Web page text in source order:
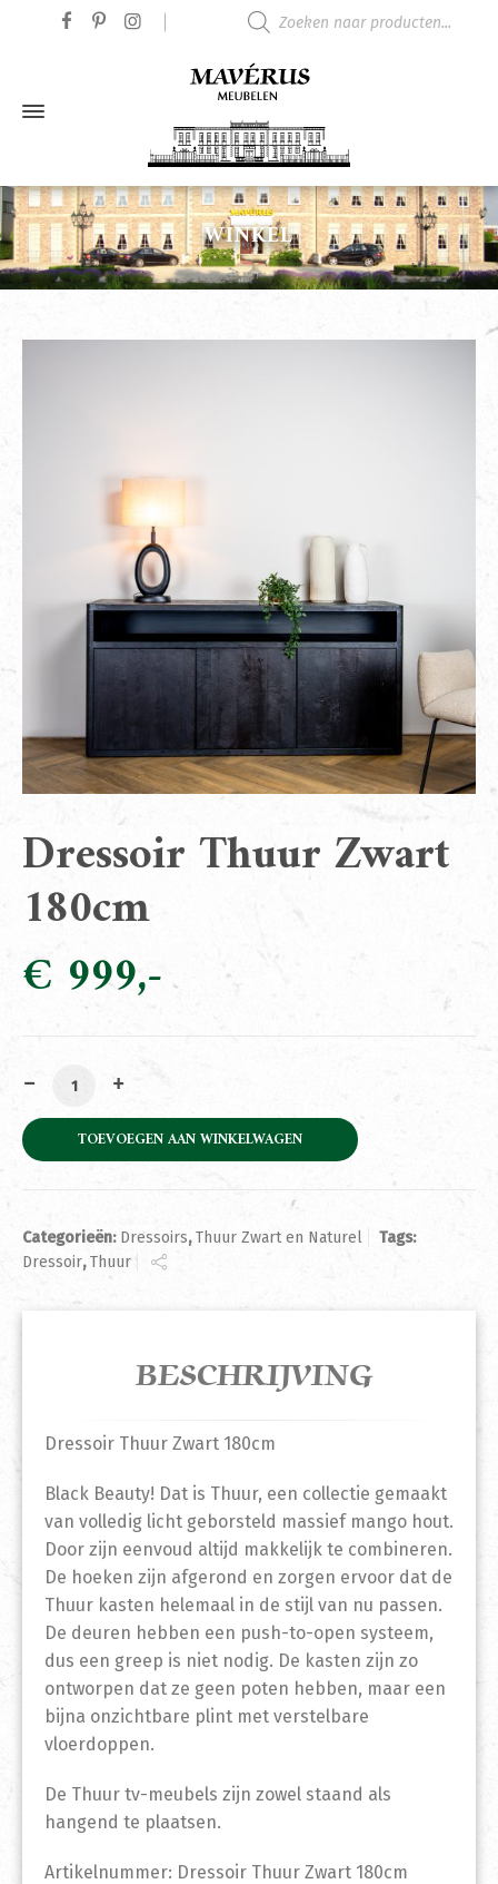
WINKEL
Dressoir Thuur Zwart
180cm
€ 999
Dressoir Thuur Zwart 180cm aantal
TOEVOEGEN AAN WINKELWAGEN
Categorieën: Dressoirs,Thuur Zwart en Naturel
Tags:
Dressoir,Thuur
BESCHRIJVING
Dressoir Thuur Zwart 180cm
Black Beauty! Dat is Thuur, een collectie gemaakt
van volledig licht geborsteld massief mango hout.
Door zijn eenvoud altijd makkelijk te combineren.
De hoeken zijn afgerond en zorgen ervoor dat de
Thuur kasten helemaal in de stijl van nu passen.
De deuren hebben een push-to-open systeem,
dus een greep is niet nodig. De kasten zijn zo
ontworpen dat ze geen poten hebben, maar een
bijna onzichtbare plint met verstelbare
vloerdoppen.
De Thuur tv-meubels zijn zowel staand als
hangend te plaatsen.
Artikelnummer: Dressoir Thuur Zwart 180cm